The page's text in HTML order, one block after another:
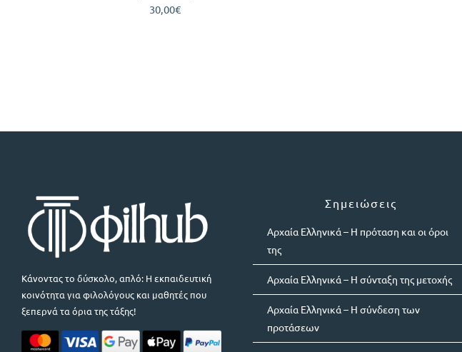
30,00€
Κάνοντας το δύσκολο, απλό: Η εκπαιδευτική
κοινότητα για φιλολόγους και μαθητές που
ξεπερνά τα όρια της τάξης!
Σημειώσεις
Αρχαία Ελληνικά – Η πρόταση και οι όροι
της
Αρχαία Ελληνικά – Η σύνταξη της μετοχής
Αρχαία Ελληνικά – Η σύνδεση των
προτάσεων